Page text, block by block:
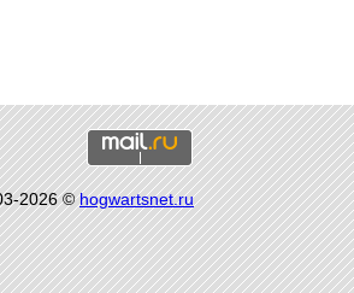
2026 ©hogwartsnet.ru